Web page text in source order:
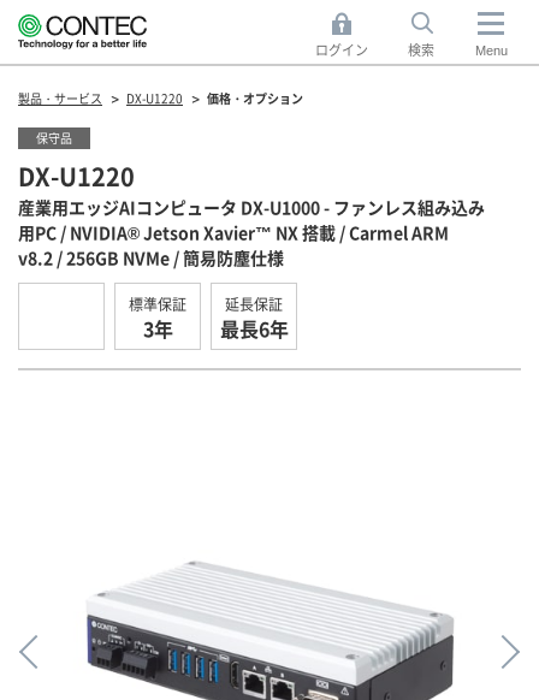
ログイン 検索 Menu
製品・サービス DX-U1220 価格・オプション
DX-U1220
産業用エッジAIコンピュータ DX-U1000 - ファンレス組み込み
用PC / NVIDIA® Jetson Xavier™ NX 搭載 / Carmel ARM
v8.2 / 256GB NVMe / 簡易防塵仕様
保守品
標準保証
3年
延長保証
最長6年